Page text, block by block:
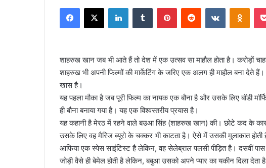
email
Facebook
X LinkedInTumblr PinterestReddit VKontakte
शाहरुख खान जब भी आते हैं तो देश में एक उत्सव सा माहौल होता है। करोड़ों
शाहरुख भी अपनी फिल्मों की मार्केटिंग के जरिए एक अलग ही माहौल बना देते
खास है।
यह पहला मौका है जब पूरी फिल्म का नायक एक बौना है और उसके लिए बॉडी
ही बौना बनाया गया है। यह एक विश्वस्तरीय प्रयास है।
यह कहानी है मेरठ में रहने वाले बउआ सिंह (शाहरुख खान) की। छोटे कद के
उसके लिए वह मैरिज ब्यूरो के चक्कर भी काटता है। ऐसे में उसकी मुलाकात होती
आफिया एक स्पेस साइंटिस्ट है लेकिन, वह सेलेब्राल पलसी पीड़ित है। दसवीं
जोड़ी वैसे ही बेमेल होती है लेकिन, बबुआ उसको अपने प्यार का यकीन दिला देता